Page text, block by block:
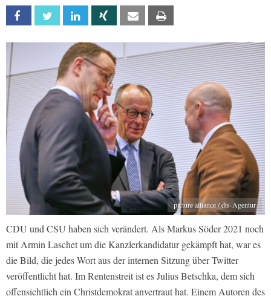
Facebook Twitter Linkedin Xing Email
picture alliance / dts-Agentur
CDU und CSU haben sich verändert. Als Markus Söder 2021 noch
mit Armin Laschet um die Kanzlerkandidatur gekämpft hat, war es
die Bild, die jedes Wort aus der internen Sitzung über Twitter
veröffentlicht hat. Im Rentenstreit ist es Julius Betschka, dem sich
offensichtlich ein Christdemokrat anvertraut hat. Einem Autoren des